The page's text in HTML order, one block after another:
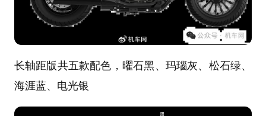
长轴距版共五款配色，曜石黑、玛瑙灰、松石绿、
海涯蓝、电光银